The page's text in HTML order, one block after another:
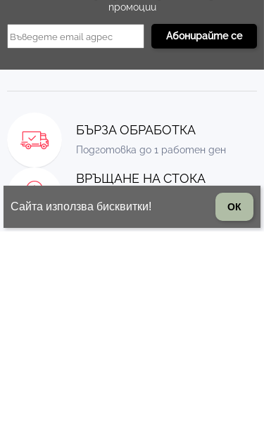
промоции
БЪРЗА ОБРАБОТКА
Подготовка до 1 работен ден
ВРЪЩАНЕ НА СТОКА
стоката
Сайта използва бисквитки! ОК